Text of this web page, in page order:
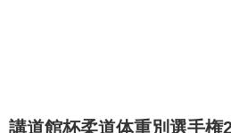
講道館杯柔道体重別選手権